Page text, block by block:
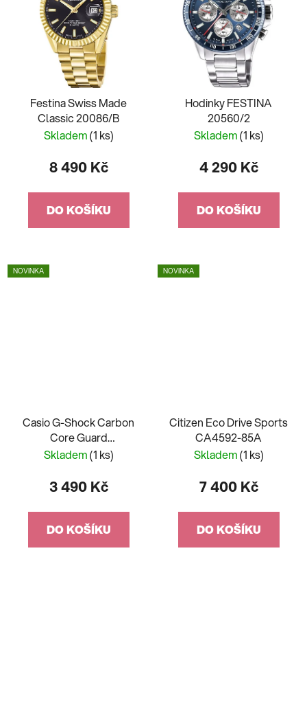
Festina Swiss Made
Classic 20086/B
Skladem(1 ks)
8 490 Kč
DO KOŠÍKU
Hodinky FESTINA
20560/2
Skladem(1 ks)
4 290 Kč
DO KOŠÍKU
NOVINKA
Casio G-Shock Carbon
Core Guard
Camouflage Series GA-
Skladem(1 ks)
3 490 Kč
DO KOŠÍKU
NOVINKA
Citizen Eco Drive Sports
CA4592-85A
Skladem(1 ks)
7 400 Kč
DO KOŠÍKU